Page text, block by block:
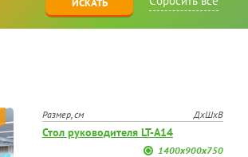
Размер, см ДхШхВ
Стол руководителя LT-A14
1400х900х750